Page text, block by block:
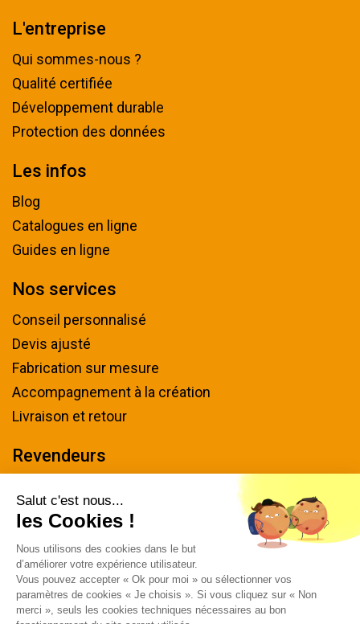
L'entreprise
Qui sommes-nous ?
Qualité certifiée
Développement durable
Protection des données
Les infos
Blog
Catalogues en ligne
Guides en ligne
Nos services
Conseil personnalisé
Devis ajusté
Fabrication sur mesure
Accompagnement à la création
Livraison et retour
Revendeurs
Nous contacter
Tel : 04 94 48 50 57
Écrivez-nous
Horaires & plan d'accès
Salut c'est nous...
les Cookies !
Nous utilisons des cookies dans le but
d’améliorer votre expérience utilisateur.
Vous pouvez accepter « Ok pour moi » ou sélectionner vos
paramètres de cookies « Je choisis ». Si vous cliquez sur « Non
merci », seuls les cookies techniques nécessaires au bon